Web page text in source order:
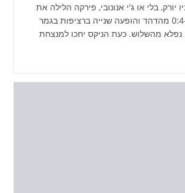
בלי או ג'י אנונובי, פירקה הלילה את
פילדלפיה בדרך ל-0:4 מהדהד והופעה שנייה ברציפות בגמר
נפלא מהשלוש. כעת הניקס יחכו למנצחת